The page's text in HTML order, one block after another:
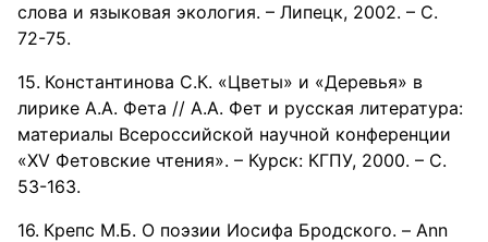
слова и языковая экология. – Липецк, 2002. – С.
72-75.
Константинова С.К. «Цветы» и «Деревья» в
лирике А.А. Фета // А.А. Фет и русская литература:
материалы Всероссийской научной конференции
«XV Фетовские чтения». – Курск: КГПУ, 2000. – С.
53-163.
Крепс М.Б. О поэзии Иосифа Бродского. – Ann